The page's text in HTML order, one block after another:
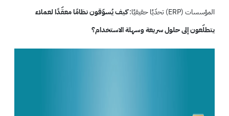
المؤسسات(ERP) تحدّيًا حقيقيًا:
كيف يُسوّقون نظامًا معقّدًا لعملاء
يتطلّعون إلى حلول سريعة وسهلة الاستخدام؟